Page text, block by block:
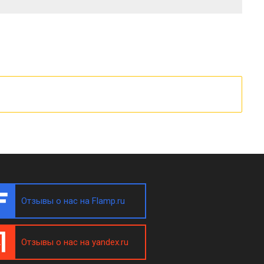
Отзывы о нас на Flamp.ru
Отзывы о нас на yandex.ru